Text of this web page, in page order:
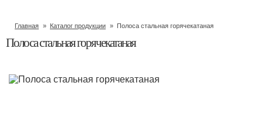
Главная Каталог продукции Полоса стальная горячекатаная
Полоса стальная горячекатаная